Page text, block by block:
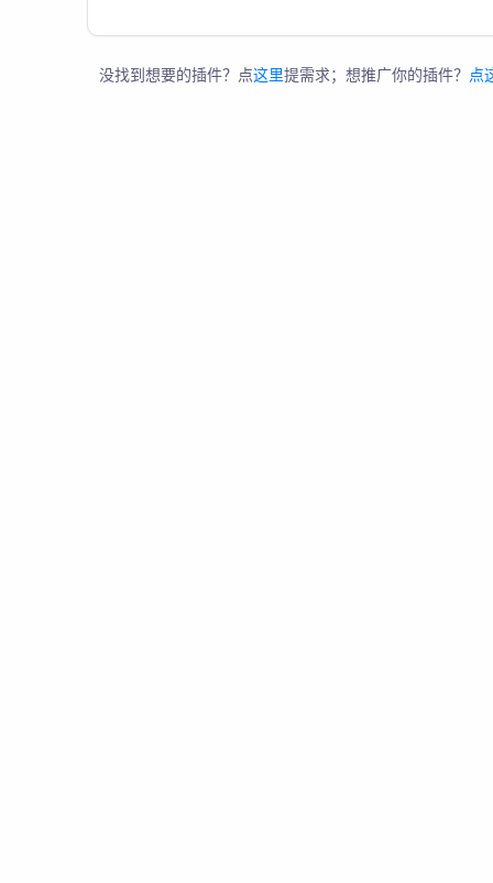
没找到想要的插件？点这里提需求；想推广你的插件？ 点